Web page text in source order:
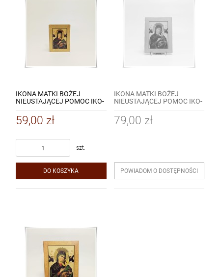
IKONA MATKI BOŻEJ
NIEUSTAJĄCEJ POMOC IKO-
022 MINI / KOPIA
59,00 zł
szt.
DO KOSZYKA
IKONA MATKI BOŻEJ
NIEUSTAJĄCEJ POMOC IKO-
79,00 zł
POWIADOM O DOSTĘPNOŚCI